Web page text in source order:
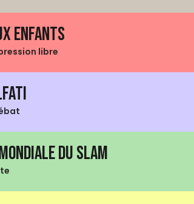
enfants
libre
du Slam